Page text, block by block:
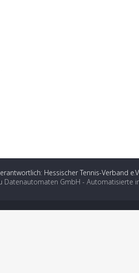
Hessischer Tennis-Verband
Datenautomaten GmbH - Automatisierte